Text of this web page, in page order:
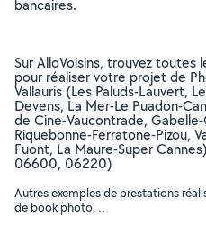
bancaires.
Sur AlloVoisins, trouvez toutes
pour réaliser votre projet de
Vallauris (Les Paluds-Lauvert,
Devens, La Mer-Le Puadon-
de Cine-Vaucontrade,
Riquebonne-Ferratone-Pizou,
Fuont, La Maure-Super
06600, 06220)
Autres exemples de prestations
de book photo, ..